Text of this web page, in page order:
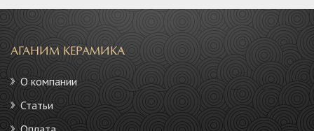
АГАНИМ КЕРАМИКА
О компании
Статьи